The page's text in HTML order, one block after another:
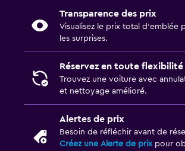
Transparence des prix
Visualisez le prix total d’emblée
les surprises.
Réservez en toute flexibilité
Trouvez une voiture avec
et nettoyage amélioré.
Alertes de prix
Besoin de réfléchir avant de
Créez une Alerte de prixpour